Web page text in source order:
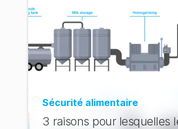
Sécurité alimentaire
3 raisons pour lesquelles